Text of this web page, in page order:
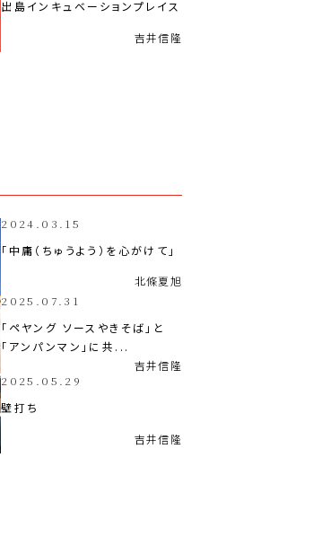
出島インキュベーションプレイス
吉井信隆
2024.03.15
「中庸（ちゅうよう）を心がけて」
北條夏旭
2025.07.31
「ペヤング ソースやきそば」と
「アンパンマン」に共...
吉井信隆
2025.05.29
壁打ち
吉井信隆